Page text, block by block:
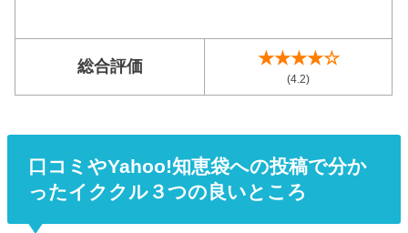
総合評価 ★★★★☆
(4.2)
口コミやYahoo!知恵袋への投稿で分か
ったイククル３つの良いところ